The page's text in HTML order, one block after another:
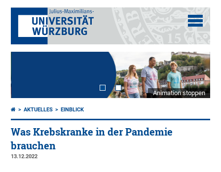
Animation stoppen
AKTUELLES EINBLICK
Was Krebskranke in der Pandemie
brauchen
13.12.2022